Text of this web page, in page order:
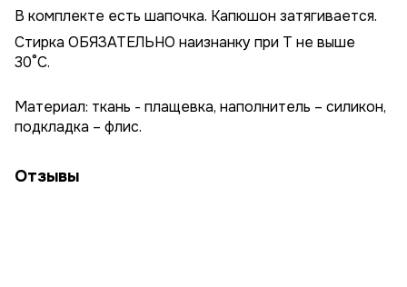
В комплекте есть шапочка. Капюшон затягивается.
Стирка ОБЯЗАТЕЛЬНО наизнанку при T не выше
30°C.
Материал: ткань - плащевка, наполнитель – силикон,
подкладка – флис.
Отзывы